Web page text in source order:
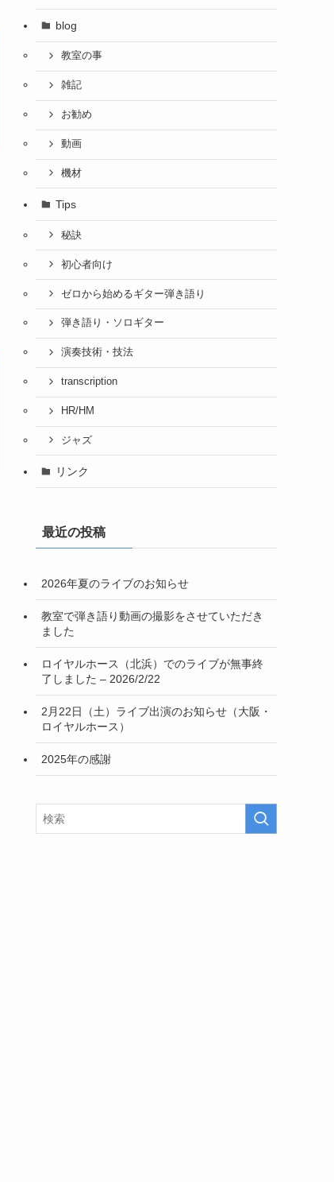
blog
教室の事
雑記
お勧め
動画
機材
Tips
秘訣
初心者向け
ゼロから始めるギター弾き語り
弾き語り・ソロギター
演奏技術・技法
transcription
HR/HM
ジャズ
リンク
最近の投稿
2026年夏のライブのお知らせ
教室で弾き語り動画の撮影をさせていただき
ました
ロイヤルホース（北浜）でのライブが無事終
了しました – 2026/2/22
2月22日（土）ライブ出演のお知らせ（大阪・
ロイヤルホース）
2025年の感謝